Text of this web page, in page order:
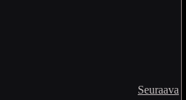
Seuraava